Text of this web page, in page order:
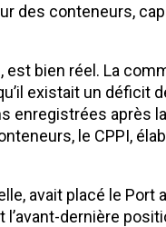
des conteneurs,
est bien réel. La
existait un déficit
enregistrées après
le CPPI,
avait placé le
l’avant-dernière